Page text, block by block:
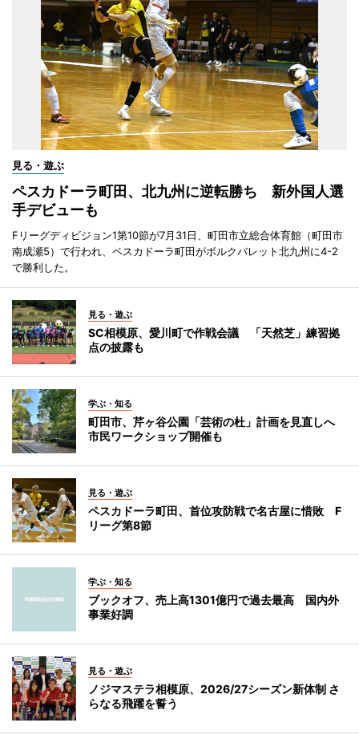
見る・遊ぶ
ペスカドーラ町田、北九州に逆転勝ち 新外国人選
手デビューも
Fリーグディビジョン1第10節が7月31日、町田市立総合体育館（町田市
南成瀬5）で行われ、ペスカドーラ町田がボルクバレット北九州に4-2
で勝利した。
見る・遊ぶ
SC相模原、愛川町で作戦会議 「天然芝」練習拠
点の披露も
学ぶ・知る
町田市、芹ヶ谷公園「芸術の杜」計画を見直しへ
市民ワークショップ開催も
見る・遊ぶ
ペスカドーラ町田、首位攻防戦で名古屋に惜敗 F
リーグ第8節
学ぶ・知る
ブックオフ、売上高1301億円で過去最高 国内外
事業好調
見る・遊ぶ
ノジマステラ相模原、2026/27シーズン新体制 さ
らなる飛躍を誓う